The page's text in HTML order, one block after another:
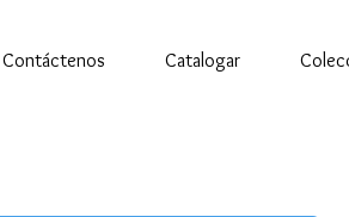
Contáctenos Catalogar